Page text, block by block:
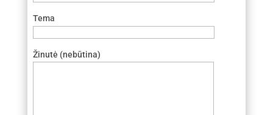
Tema
Žinutė (nebūtina)